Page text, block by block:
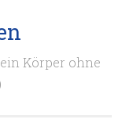
Körper ohne